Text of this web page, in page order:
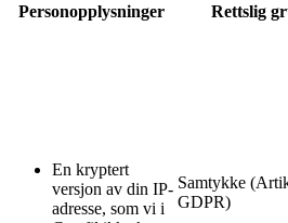
Personopplysninger Rettslig
En kryptert
versjon av din IP-
adresse, som vi i
Samtykke
GDPR)